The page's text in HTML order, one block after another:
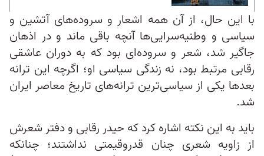
با این حال،‌ از آن همه اشعار و سروده‌های آتشین و
سیاسی و وطنیه‌سرایی‌ها آنچه باقی ماند و در اذهان
جاگیر شد، شعر و سروده‌ای بود که به دوران عاشقی
رقابی مرتبط بود، نه زندگی سیاسی‌ او؛ اگرچه این ترانه
بعدها یکی از سیاسی‌ترین ترانه‌های تاریخ معاصر ایران
شد.
باید به این نکته اشاره کرد که حیدر رقابی و دفتر شعرش
از زاویه شعری چنان قدروقیمتی نداشتند؛ چنانکه